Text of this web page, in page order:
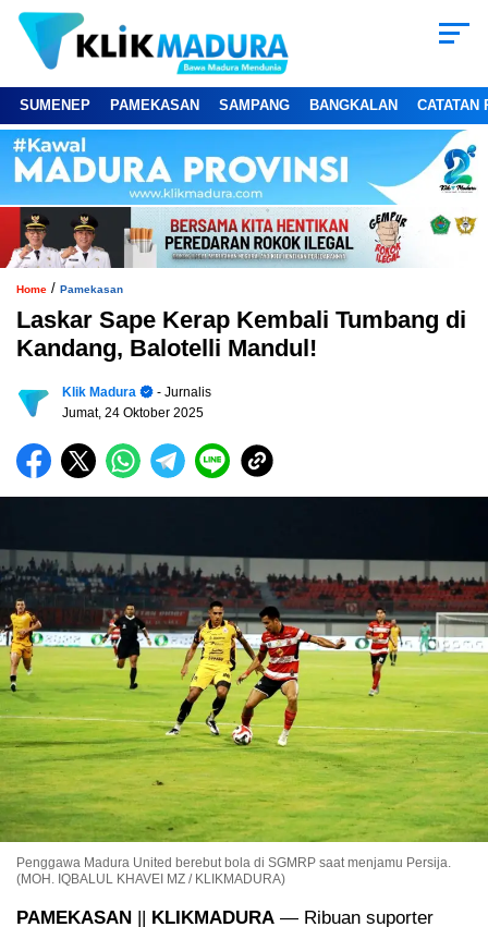
SUMENEP PAMEKASAN SAMPANG BANGKALAN CATATAN
Home / Pamekasan
Laskar Sape Kerap Kembali Tumbang di
Kandang, Balotelli Mandul!
Klik Madura
- Jurnalis
Jumat, 24 Oktober 2025
Penggawa Madura United berebut bola di SGMRP saat menjamu Persija.
(MOH. IQBALUL KHAVEI MZ / KLIKMADURA)
PAMEKASAN KLIKMADURA — Ribuan suporter